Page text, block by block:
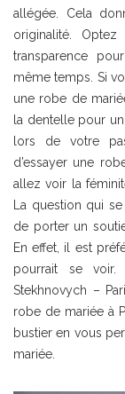
allégée. Cela
originalité.
transparence
même temps. Si
une robe de
la dentelle pour
lors de votre
d’essayer une
allez voir la
La question qui
de porter un
En effet, il est
pourrait se voir.
Stekhnovych –
robe de mariée à
bustier en vous
mariée.